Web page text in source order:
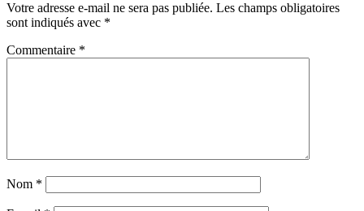
Votre adresse e-mail ne sera pas publiée. Les champs obligatoires
sont indiqués avec *
Commentaire *
Nom *